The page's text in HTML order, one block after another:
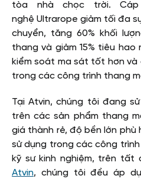
tòa nhà chọc trời.
nghệ Ultrarope giảm tối đa
chuyển, tăng 60% khối
thang và giảm 15% tiêu hao
kiểm soát ma sát tốt hơn và
trong các công trình thang
Tại Atvin, chúng tôi đang
trên các sản phẩm thang
giá thành rẻ, độ bền lớn phù
sử dụng trong các công
kỹ sư kinh nghiệm, trên tất
Atvin, chúng tôi đều áp